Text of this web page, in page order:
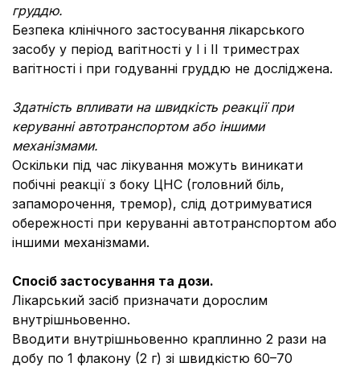
груддю.
Безпека клінічного застосування лікарського
засобу у період вагітності у I і II триместрах
вагітності і при годуванні груддю не досліджена.
Здатність впливати на швидкість реакції при
керуванні автотранспортом або іншими
механізмами.
Оскільки під час лікування можуть виникати
побічні реакції з боку ЦНС (головний біль,
запаморочення, тремор), слід дотримуватися
обережності при керуванні автотранспортом або
іншими механізмами.
Спосіб застосування та дози.
Лікарський засіб призначати дорослим
внутрішньовенно.
Вводити внутрішньовенно краплинно 2 рази на
добу по 1 флакону (2 г) зі швидкістю 60–70